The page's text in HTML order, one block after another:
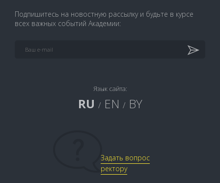
Подпишитесь на новостную рассылку и будьте в курсе
всех важных событий Академии:
Язык сайта:
RU / EN / BY
Задать вопрос
ректору